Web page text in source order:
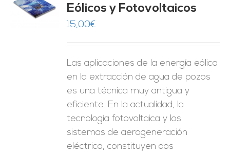
Eólicos y Fotovoltaicos
15,00€
Las aplicaciones de la energía eólica
en la extracción de agua de pozos
es una técnica muy antigua y
eficiente. En la actualidad, la
tecnología fotovoltaica y los
sistemas de aerogeneración
eléctrica, constituyen dos